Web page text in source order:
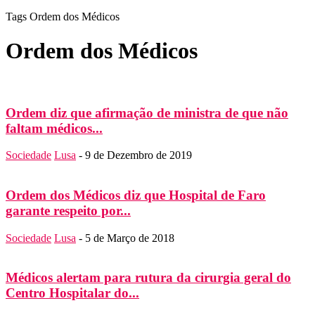
Tags Ordem dos Médicos
Ordem dos Médicos
Ordem diz que afirmação de ministra de que não
faltam médicos...
Sociedade Lusa - 9 de Dezembro de 2019
Ordem dos Médicos diz que Hospital de Faro
garante respeito por...
Sociedade Lusa - 5 de Março de 2018
Médicos alertam para rutura da cirurgia geral do
Centro Hospitalar do...